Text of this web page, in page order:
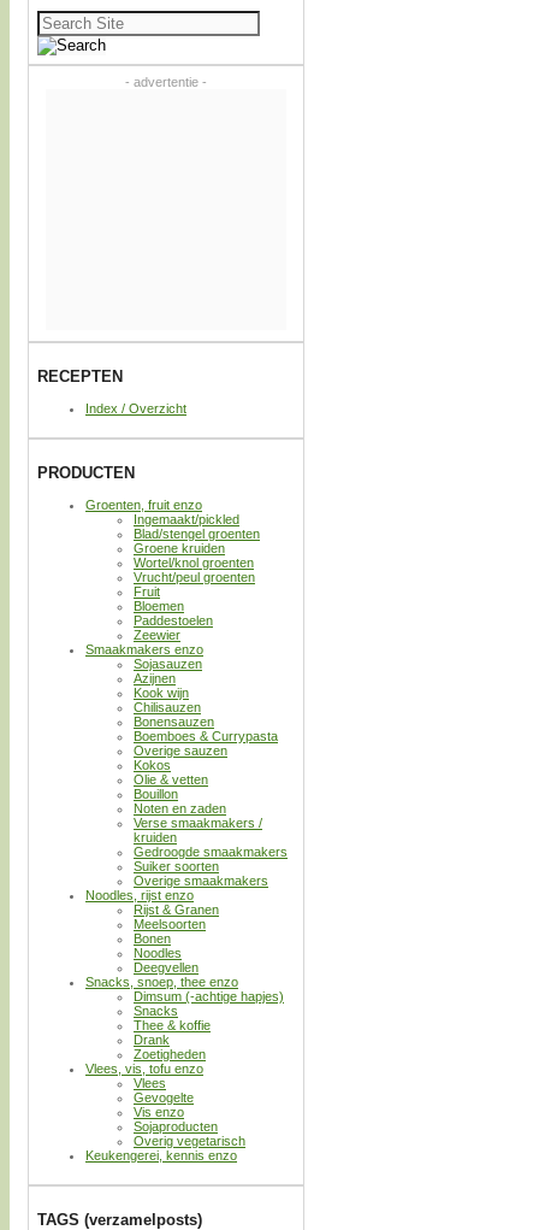
Zoeken
naar:
- advertentie -
RECEPTEN
Index / Overzicht
PRODUCTEN
Groenten, fruit enzo
Ingemaakt/pickled
Blad/stengel groenten
Groene kruiden
Wortel/knol groenten
Vrucht/peul groenten
Fruit
Bloemen
Paddestoelen
Zeewier
Smaakmakers enzo
Sojasauzen
Azijnen
Kook wijn
Chilisauzen
Bonensauzen
Boemboes & Currypasta
Overige sauzen
Kokos
Olie & vetten
Bouillon
Noten en zaden
Verse smaakmakers /
kruiden
Gedroogde smaakmakers
Suiker soorten
Overige smaakmakers
Noodles, rijst enzo
Rijst & Granen
Meelsoorten
Bonen
Noodles
Deegvellen
Snacks, snoep, thee enzo
Dimsum (-achtige hapjes)
Snacks
Thee & koffie
Drank
Zoetigheden
Vlees, vis, tofu enzo
Vlees
Gevogelte
Vis enzo
Sojaproducten
Overig vegetarisch
Keukengerei, kennis enzo
TAGS (verzamelposts)